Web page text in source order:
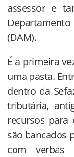
assessor e
(DAM).
É a primeira
uma pasta.
dentro da
tributária,
recursos para
são bancados
com verbas